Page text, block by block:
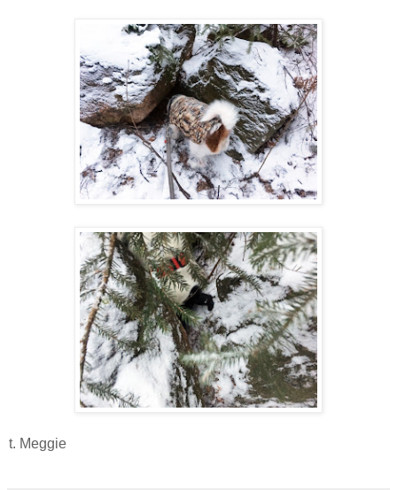
t. Meggie